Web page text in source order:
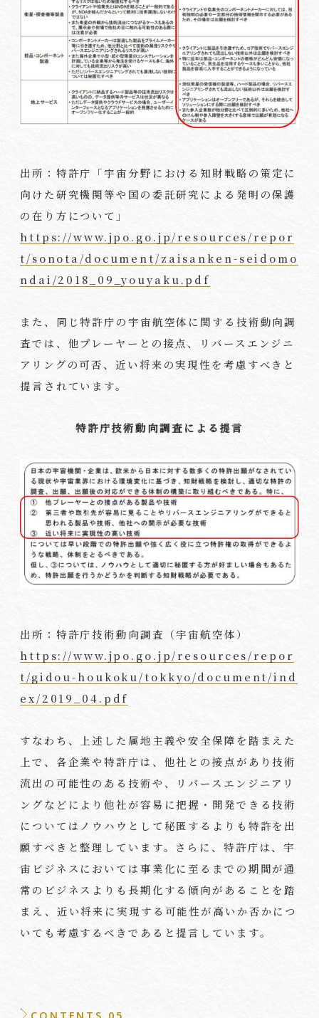
出所：特許庁「宇宙分野における知財戦略の策定に
向けた研究機関等や国の委託研究による発明の保護
の在り方について」
https://www.jpo.go.jp/resources/repor
t/sonota/document/zaisanken-seidomo
ndai/2018_09_youyaku.pdf
また、同じ特許庁の宇宙航空体に関する技術動向調
査では、他プレーヤーとの接点、リバースエンジニ
アリングの可否、近い将来の実現性を考慮すべきと
提言されています。
特許庁技術動向調査による提言
出所：特許庁技術動向調査（宇宙航空体）
https://www.jpo.go.jp/resources/repor
t/gidou-houkoku/tokkyo/document/ind
ex/2019_04.pdf
すなわち、上述した属地主義や安全保障を踏まえた
上で、各企業や特許庁は、他社との接点があり技術
流出の可能性のある技術や、リバースエンジニアリ
ングなどにより他社が容易に把握・開発できる技術
についてはノウハウとして秘匿するよりも特許を出
願すべきと整理しています。さらに、特許庁は、宇
宙ビジネスにおいては事業化に至るまでの期間が通
常のビジネスよりも長期化する傾向があることを踏
まえ、近い将来に実現する可能性が高いか否かにつ
いても考慮するべきであると提言しています。